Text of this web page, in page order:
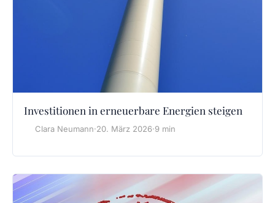
Investitionen in erneuerbare Energien steigen
Clara Neumann·20. März 2026·9 min